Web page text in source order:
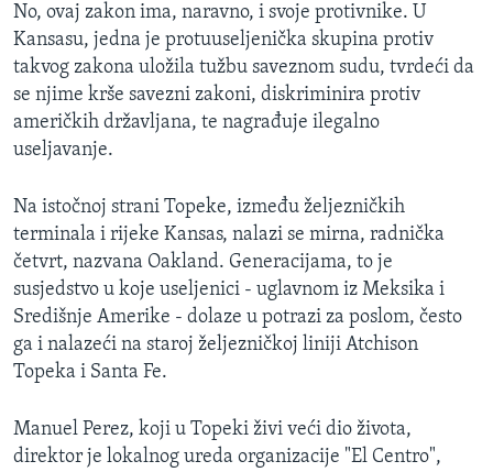
Jezici
No, ovaj zakon ima, naravno, i svoje protivnike. U
Kansasu, jedna je protuuseljenička skupina protiv
takvog zakona uložila tužbu saveznom sudu, tvrdeći da
se njime krše savezni zakoni, diskriminira protiv
američkih državljana, te nagrađuje ilegalno
useljavanje.
Na istočnoj strani Topeke, između željezničkih
terminala i rijeke Kansas, nalazi se mirna, radnička
četvrt, nazvana Oakland. Generacijama, to je
susjedstvo u koje useljenici - uglavnom iz Meksika i
Središnje Amerike - dolaze u potrazi za poslom, često
ga i nalazeći na staroj željezničkoj liniji Atchison
Topeka i Santa Fe.
Manuel Perez, koji u Topeki živi veći dio života,
direktor je lokalnog ureda organizacije "El Centro",